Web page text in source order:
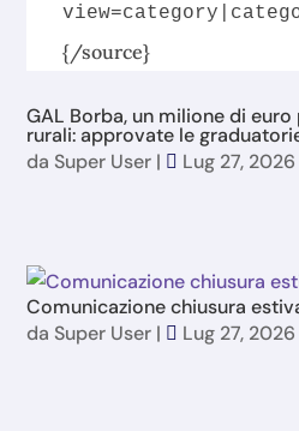
{/source}
GAL Borba, un milione di
rurali: approvate le
da Super User | Lug 27, 2026
Comunicazione chiusura
da Super User | Lug 27, 2026